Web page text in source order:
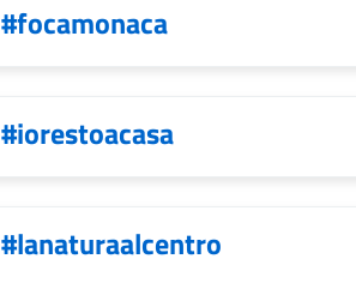
#focamonaca
#iorestoacasa
#lanaturaalcentro